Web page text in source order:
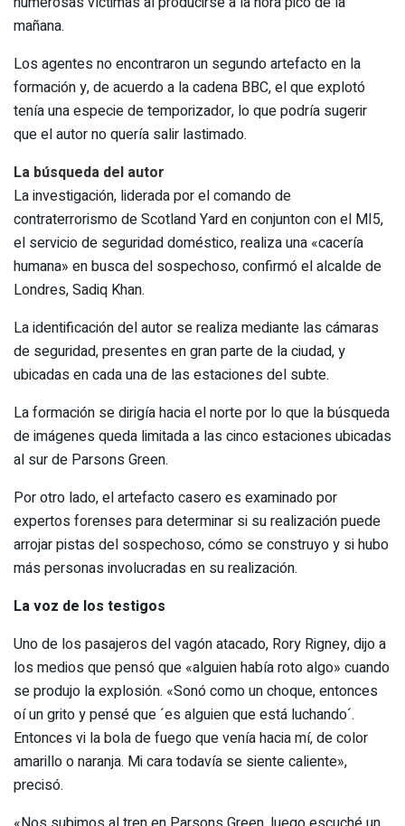
mañana.
Los agentes no encontraron un segundo artefacto en la
formación y, de acuerdo a la cadena BBC, el que explotó
tenía una especie de temporizador, lo que podría sugerir
que el autor no quería salir lastimado.
La búsqueda del autor
La investigación, liderada por el comando de
contraterrorismo de Scotland Yard en conjunton con el MI5,
el servicio de seguridad doméstico, realiza una «cacería
humana» en busca del sospechoso, confirmó el alcalde de
Londres, Sadiq Khan.
La identificación del autor se realiza mediante las cámaras
de seguridad, presentes en gran parte de la ciudad, y
ubicadas en cada una de las estaciones del subte.
La formación se dirigía hacia el norte por lo que la búsqueda
de imágenes queda limitada a las cinco estaciones ubicadas
al sur de Parsons Green.
Por otro lado, el artefacto casero es examinado por
expertos forenses para determinar si su realización puede
arrojar pistas del sospechoso, cómo se construyo y si hubo
más personas involucradas en su realización.
La voz de los testigos
Uno de los pasajeros del vagón atacado, Rory Rigney, dijo a
los medios que pensó que «alguien había roto algo» cuando
se produjo la explosión. «Sonó como un choque, entonces
oí un grito y pensé que ´es alguien que está luchando´.
Entonces vi la bola de fuego que venía hacia mí, de color
amarillo o naranja. Mi cara todavía se siente caliente»,
precisó.